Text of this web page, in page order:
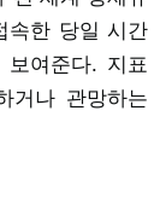
속한 당일 시간
여준다. 지표
거나 관망하는